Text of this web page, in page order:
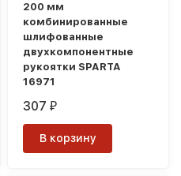
200 мм
комбинированные
шлифованные
двухкомпонентные
рукоятки SPARTA
16971
307₽
В корзину